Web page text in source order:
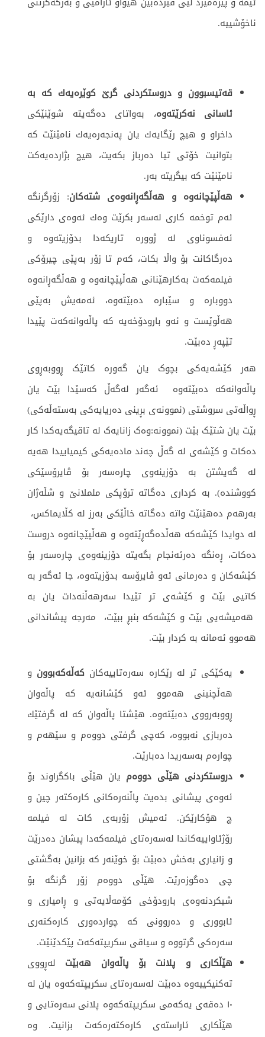
ناخۆشییە.
قه‌تیسبوون و دروستكردنی گرێ كوێره‌یه‌ك كه‌ به
‌ئاسانی نه‌كرێته‌وه‌، به‌واتای ده‌گه‌یته‌ شوێنێكی
داخراو و هیچ رێگایه‌ك یان په‌نجه‌ره‌یه‌ك نامێنێت كه‌
بتوانیت خۆتی تیا ده‌رباز بكه‌یت، هیچ بژارده‌یه‌كت
نامێنێت كه‌ بیگریته‌ به‌ر.
هه‌ڵپێچانه‌وه‌ و هه‌ڵگه‌ڕانه‌وه‌ی شته‌كان: زۆرگرنگه‌
ئه‌م توخمه‌ كاری له‌سه‌ر بكرێت وه‌ك ئه‌وه‌ی دارێكی
ئه‌فسوناوی له‌ ژووره‌ تاریكه‌دا بدۆزیته‌وه‌ و
ده‌رگاكانت بۆ واڵا بكات، كه‌م تا زۆر به‌پێی چیرۆكی
فیلمه‌كه‌ت به‌كارهێنانی هه‌ڵپێچانه‌وه‌ و هه‌ڵگه‌ڕانه‌وه‌
دووباره‌ و سێباره‌ ده‌بێته‌وه‌، ئه‌مه‌یش به‌پێی
هه‌ڵوێست و ئه‌و بارودۆخەیە كه‌ پاڵه‌وانه‌كه‌ت پێیدا
تێپه‌ڕ ده‌بێت.
هەر کێشەیەکی بچوک یان گەورە کاتێک ڕووبەڕوی
پاڵەوانەکە دەبێتەوە ئەگەر لەگەڵ کەسێدا بێت یان
ڕواڵەتی سروشتی (نموونەی بڕینی دەریایەکی بەستەڵەکی)
بێت یان شتێک بێت (نموونە:وەک زانایەک لە تاقیگەیەکدا کار
دەکات و کێشەی لە گەڵ چەند مادەیەکی کیمیاییدا هەیە
لە گەیشتن بە دۆزینەوی چارەسەر بۆ ڤایرۆسێکی
کووشندە). بە کرداری دەگاتە ترۆپکی ململانێ و شڵەژان
بەرهەم دەهێنێت واتە دەگاتە خاڵێکی بەرز لە کڵایماکس،
لە دوایدا کێشەکە هەڵدەگەڕێتەوە و هەڵپێچانەوە دروست
دەکات، ڕەنگە دەرئەنجام بگەیتە دۆزینەوەی چارەسەر بۆ
کێشەکان و دەرمانی ئەو ڤایرۆسە بدۆزیتەوە، جا ئەگەر بە
کاتیی بێت و كێشەی تر تێیدا سەرهەڵنەدات یان بە
هەمیشەیی بێت و کێشەکە بنبڕ ببێت، مەرجە پیشاندانی
هەموو ئەمانە بە کردار بێت.
یه‌كێكی تر له‌ رێكاره‌ سه‌ره‌تاییه‌كان كه‌ڵه‌كه‌بوون و
هه‌ڵچنینی هه‌موو ئه‌و كێشانه‌یه‌ كه‌ پاڵه‌وان
ڕووبه‌رووی ده‌بێته‌وه‌. هێشتا پاڵه‌وان كه‌ له‌ گرفتێك
ده‌ربازی نه‌بووە، كه‌چی گرفتی دووه‌م و سێهه‌م و
چواره‌م به‌سه‌ریدا ده‌بارێت.
دروستكردنی هێڵی دووه‌م یان هێڵی باکگراوند‌ بۆ
ئه‌وه‌ی پیشانی بده‌یت پاڵنه‌ره‌كانی كارەكته‌ر‌ چین و
چ هۆكارێكن. ئه‌میش زۆربه‌ی كات له‌ فیلمه‌
رۆژئاواییه‌كاندا له‌سه‌ره‌تای فیلمه‌كه‌دا پیشان ده‌درێت
و زانیاری به‌خش ده‌بێت بۆ خوێنه‌ر كه‌ بزانین به‌گشتی
چی ده‌گوزەرێت. هێڵی دووەم زۆر گرنگە بۆ
شیکردنەوەی بارودۆخی کۆمەڵایەتی و ڕامیاری و
ئابووری و دەروونی کە چواردەوری کارەکتەری
سەرەکی گرتووە و سیاقی سکریپتەکەت پێکدێنێت.
هێڵكاری و پلانت بۆ پاڵه‌وان هه‌بێت له‌ڕووی
ته‌كنیكییه‌وه‌ ده‌بێت له‌سه‌ره‌تای سكریپته‌كه‌وه‌ یان له‌
١٠‌ ده‌قه‌ی یه‌كه‌می سكریپته‌كه‌وه‌ پلانی سه‌ره‌تایی و
هێڵكاری ئاراسته‌ی كاره‌كته‌ره‌كه‌ت بزانیت. وە